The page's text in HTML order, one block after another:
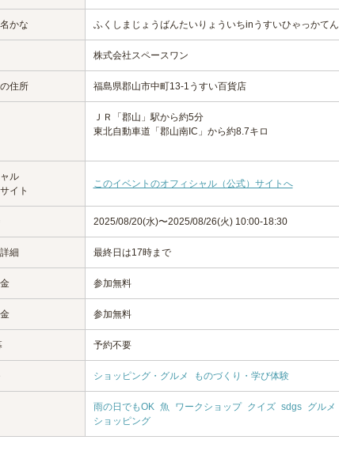
かな ふくしまじょうばんたいりょういちinうすいひゃっかてん
株式会社スペースワン
住所 福島県郡山市中町13-1うすい百貨店
ＪＲ「郡山」駅から約5分
東北自動車道「郡山南IC」から約8.7キロ
ル
イト
このイベントのオフィシャル（公式）サイトへ
2025/08/20(水)〜2025/08/26(火) 10:00-18:30
細 最終日は17時まで
参加無料
参加無料
予約不要
ショッピング・グルメ ものづくり・学び体験
雨の日でもOK 魚 ワークショップ クイズ sdgs グルメ
ショッピング